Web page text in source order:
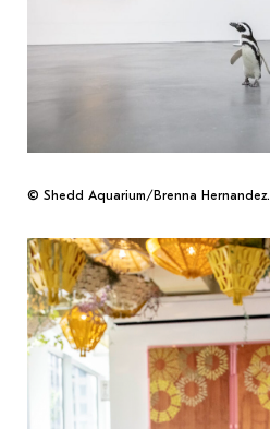
© Shedd Aquarium/Brenna Hernandez.